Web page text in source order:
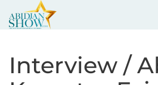
Interview /